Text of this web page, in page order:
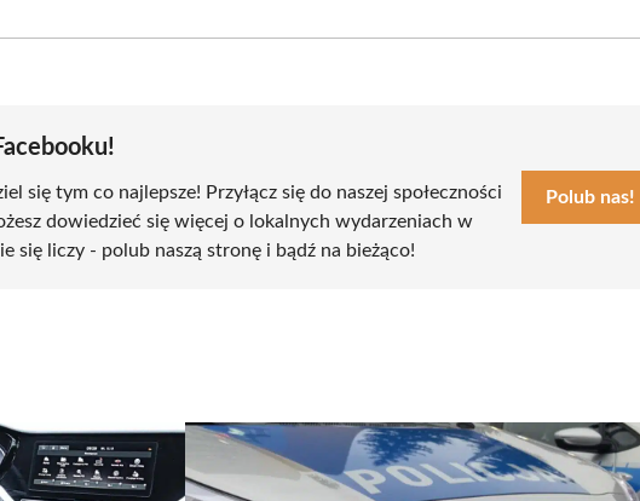
się tym co najlepsze! Przyłącz się do naszej społeczności
dowiedzieć się więcej o lokalnych wydarzeniach w
się liczy - polub naszą stronę i bądź na bieżąco!
Polub nas!